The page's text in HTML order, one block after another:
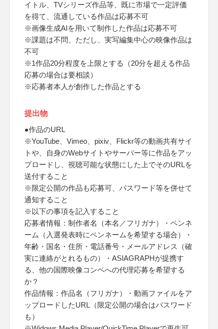
イトル、TVシリーズ作品等、既に市場で一定評価
を得て、流通している作品は応募不可
※画像生成AIを用いて制作した作品は応募不可
※課題は不問、ただし、実写編集中心の映像作品は
不可
※1作品20分程度を上限とする（20分を超える作品
応募の場合は要相談）
※応募者本人が創作した作品とする
提出物
●作品のURL
※YouTube、Vimeo、pixiv、Flickr等の動画共有サイ
トや、自身のWebサイトやサーバー等に作品をアッ
プロードし、視聴可能な状態にした上でそのURLを
送付すること
※限定公開の作品も応募可、パスワード等を併せて
通知すること
※以下の事項を記入すること
応募者情報：制作者名（本名／フリガナ）・ペンネ
ーム（入選発表時にペンネームを希望する場合）・
年齢・国名・住所・電話番号・メールアドレス（確
実に連絡がとれるもの）・ASIAGRAPHが提携す
る、他の国際映像コンペへの代理応募を希望する
か？
作品情報：作品名（フリガナ）・動画ファイルをア
ップロードしたURL（限定公開の場合はパスワード
も）